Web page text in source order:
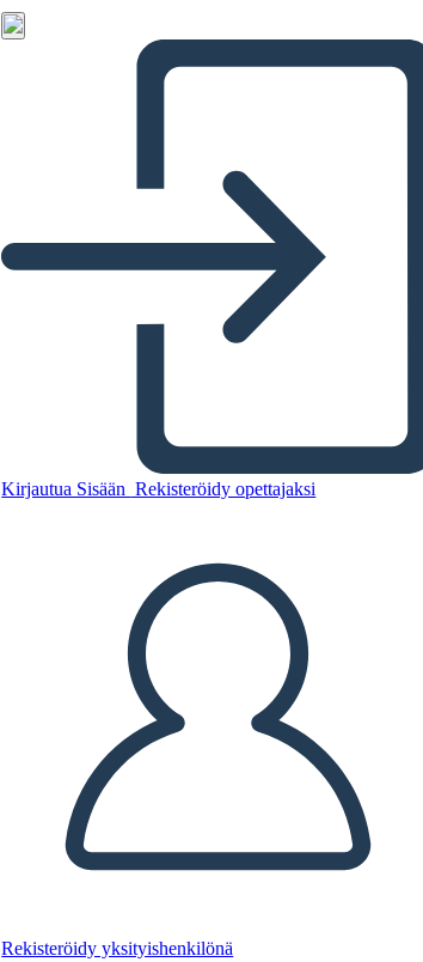
Kirjautua Sisään Rekisteröidy opettajaksi
Rekisteröidy yksityishenkilönä